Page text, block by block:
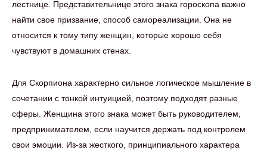
лестнице. Представительнице этого знака гороскопа важно
найти свое призвание, способ самореализации. Она не
относится к тому типу женщин, которые хорошо себя
чувствуют в домашних стенах.
Для Скорпиона характерно сильное логическое мышление в
сочетании с тонкой интуицией, поэтому подходят разные
сферы. Женщина этого знака может быть руководителем,
предпринимателем, если научится держать под контролем
свои эмоции. Из-за жесткого, принципиального характера